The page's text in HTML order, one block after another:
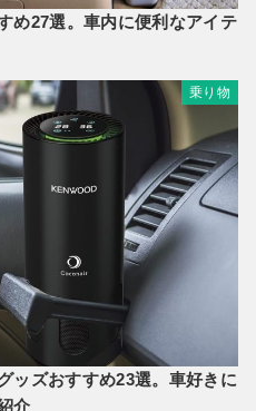
め27選。車内に便利なアイテ
乗り物
ッズおすすめ23選。車好きに
介